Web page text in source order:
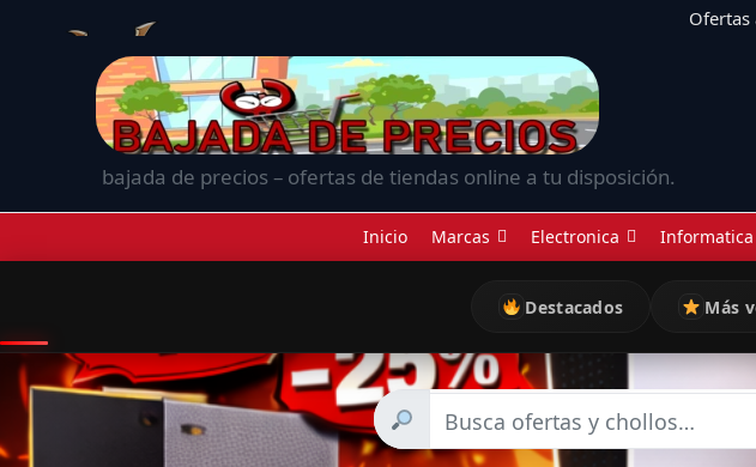
Ofertas
bajada de precios – ofertas de tiendas online a tu disposición.
Inicio Marcas Electronica Informatica
Destacados Más